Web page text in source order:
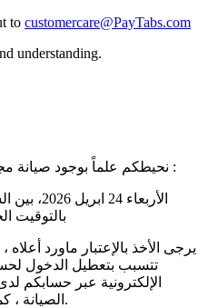
to customercare@PayTabs.com
understanding.
نحيطكم علماً بوجود صيانة مجدولة في التاريخ و الوقت التاليين :
الأربعاء
بالتوقيت
يرجى الأخذ بالإعتبار ماورد
تتسبب بتعطيل الدخول
الإلكترونية عبر
الصيانة ، كما قد تتأثر عمليات كويك تيك بذلك.